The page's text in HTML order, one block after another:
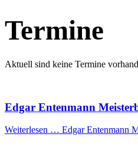
Termine
Aktuell sind keine Termine
Edgar Entenmann
Weiterlesen … Edgar Entenmann